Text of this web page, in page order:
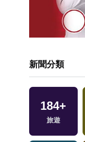
新聞分類
184+
旅遊
30+
影視